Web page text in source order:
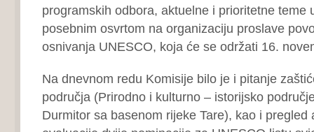
programskih odbora, aktuelne i prioritetne teme
posebnim osvrtom na organizaciju proslave
osnivanja UNESCO, koja će se održati 16.
Na dnevnom redu Komisije bilo je i pitanje
područja (Prirodno i kulturno – istorijsko
Durmitor sa basenom rijeke Tare), kao i pregled